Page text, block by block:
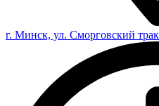
г. Минск, ул. Сморговский